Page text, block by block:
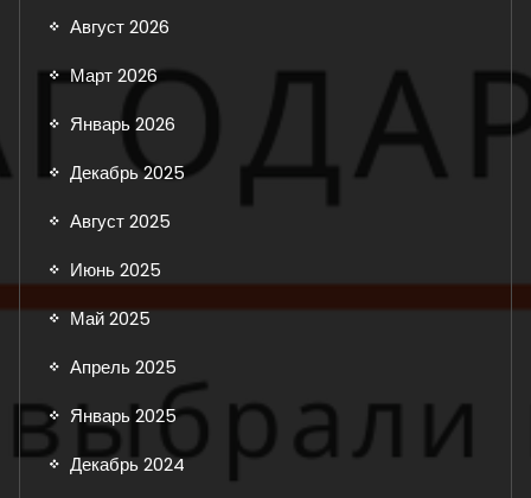
Август 2026
Март 2026
Январь 2026
Декабрь 2025
Август 2025
Июнь 2025
Май 2025
Апрель 2025
Январь 2025
Декабрь 2024